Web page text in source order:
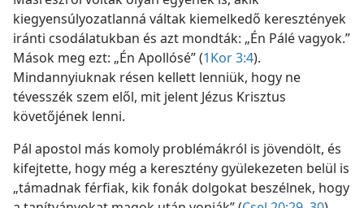
kiegyensúlyozatlanná váltak kiemelkedő keresztények
iránti csodálatukban és azt mondták: „Én Pálé vagyok.”
Mások meg ezt: „Én Apollósé” (1Kor 3:4).
Mindannyiuknak résen kellett lenniük, hogy ne
tévesszék szem elől, mit jelent Jézus Krisztus
követőjének lenni.
Pál apostol más komoly problémákról is jövendölt, és
kifejtette, hogy még a keresztény gyülekezeten belül is
„támadnak férfiak, kik fonák dolgokat beszélnek, hogy